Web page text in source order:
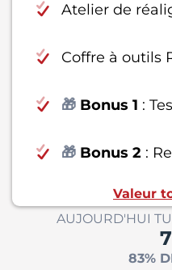
Atelier de
Coffre à outils
🎁 Bonus 1 :
🎁 Bonus 2 :
Valeur
AUJOURD'HUI
83%